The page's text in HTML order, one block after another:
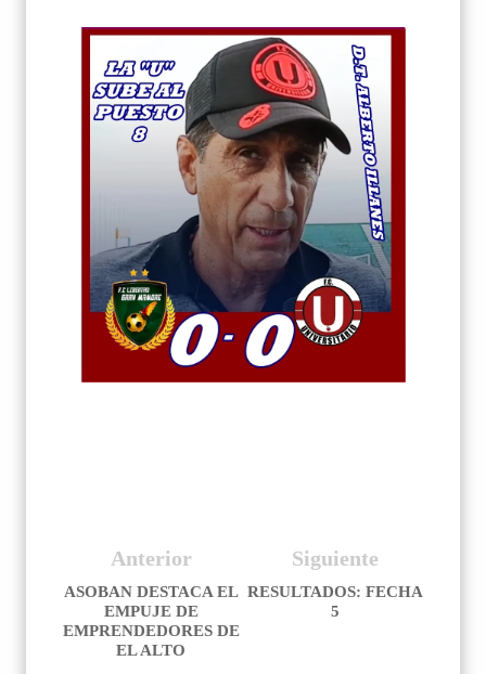
Siguiente
RESULTADOS: FECHA
5
Anterior
ASOBAN DESTACA EL
EMPUJE DE
EMPRENDEDORES DE
EL ALTO